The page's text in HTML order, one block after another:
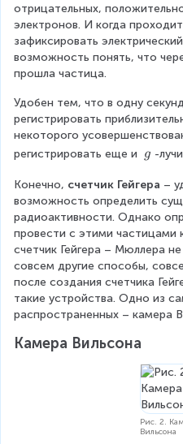
отрицательных,
электронов. И когда
зафиксировать
возможность понять, что
прошла частица.
Удобен тем, что в одну
регистрировать
некоторого
регистрировать еще и \
g
g -
Конечно, счетчик Гейгера –
возможность определить
радиоактивности. Однако
провести с этими частицами
счетчик Гейгера – Мюллера
совсем другие способы,
после создания счетчика
такие устройства. Одно из
распространенных – камера
Камера Вильсона
Рис. 2.
Вильсона